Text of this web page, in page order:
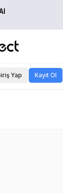
Yap Kayıt Ol